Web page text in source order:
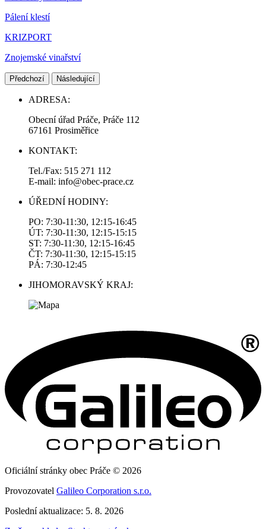
Pálení klestí
KRIZPORT
Znojemské vinařství
Předchozí Následující
ADRESA:
Obecní úřad Práče, Práče 112
67161 Prosiměřice
KONTAKT:
Tel./Fax: 515 271 112
E-mail: info@obec-prace.cz
ÚŘEDNÍ HODINY:
PO: 7:30-11:30, 12:15-16:45
ÚT: 7:30-11:30, 12:15-15:15
ST: 7:30-11:30, 12:15-16:45
ČT: 7:30-11:30, 12:15-15:15
PÁ: 7:30-12:45
JIHOMORAVSKÝ KRAJ:
Oficiální stránky obec Práče © 2026
Provozovatel Galileo Corporation s.r.o.
Poslední aktualizace: 5. 8. 2026